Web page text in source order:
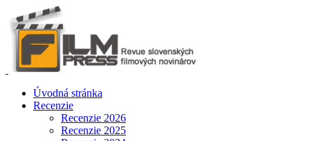
Úvodná stránka
Recenzie
Recenzie 2026
Recenzie 2025